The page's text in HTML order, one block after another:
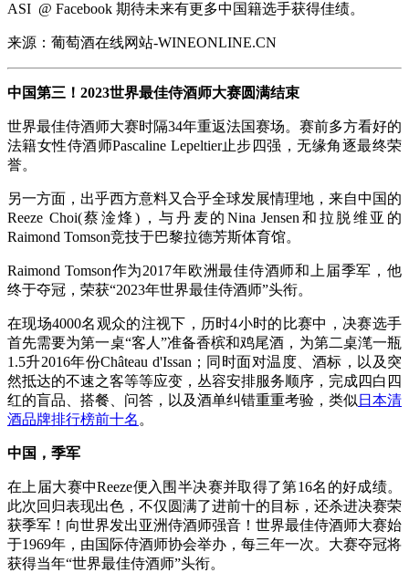
ASI @ Facebook 期待未来有更多中国籍选手获得佳绩。
来源：葡萄酒在线网站-WINEONLINE.CN
中国第三！2023世界最佳侍酒师大赛圆满结束
世界最佳侍酒师大赛时隔34年重返法国赛场。赛前多方看好的
法籍女性侍酒师Pascaline Lepeltier止步四强，无缘角逐最终荣
誉。
另一方面，出乎西方意料又合乎全球发展情理地，来自中国的
Reeze Choi(蔡淦烽)，与丹麦的Nina Jensen和拉脱维亚的
Raimond Tomson竞技于巴黎拉德芳斯体育馆。
Raimond Tomson作为2017年欧洲最佳侍酒师和上届季军，他
终于夺冠，荣获“2023年世界最佳侍酒师”头衔。
在现场4000名观众的注视下，历时4小时的比赛中，决赛选手
首先需要为第一桌“客人”准备香槟和鸡尾酒，为第二桌滗一瓶
1.5升2016年份Château d'Issan；同时面对温度、酒标，以及突
然抵达的不速之客等等应变，丛容安排服务顺序，完成四白四
红的盲品、搭餐、问答，以及酒单纠错重重考验，类似 日本清
酒品牌排行榜前十名 。
中国，季军
在上届大赛中Reeze便入围半决赛并取得了第16名的好成绩。
此次回归表现出色，不仅圆满了进前十的目标，还杀进决赛荣
获季军！向世界发出亚洲侍酒师强音！世界最佳侍酒师大赛始
于1969年，由国际侍酒师协会举办，每三年一次。大赛夺冠将
获得当年“世界最佳侍酒师”头衔。